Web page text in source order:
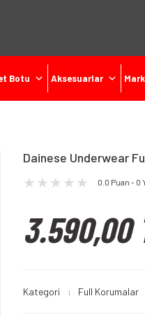
Botu Aksesuarlar
Dainese Underwear
0.0 Puan - 0
3.590,00
Kategori Full Korumalar